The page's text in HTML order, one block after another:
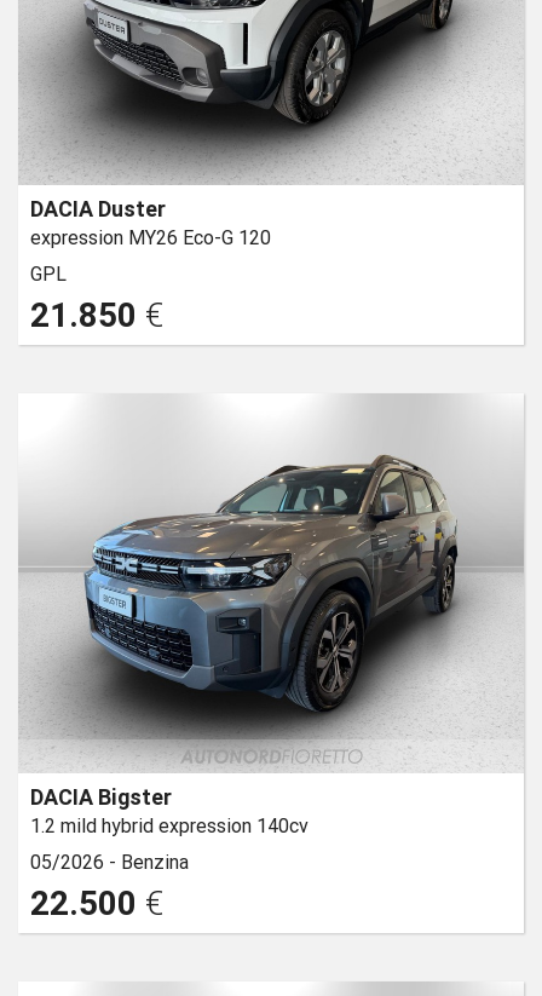
DACIA Duster
expression MY26 Eco-G 120
GPL
21.850 €
DACIA Bigster
1.2 mild hybrid expression 140cv
05/2026 - Benzina
22.500 €